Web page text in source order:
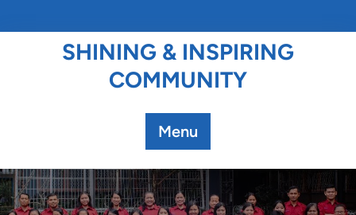
SHINING & INSPIRING
COMMUNITY
Menu